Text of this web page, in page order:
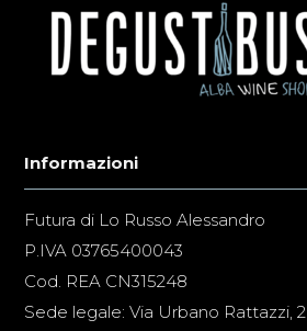
Informazioni
Futura di Lo Russo Alessandro
P.IVA 03765400043
Cod. REA CN315248
Sede legale: Via Urbano Rattazzi, 2